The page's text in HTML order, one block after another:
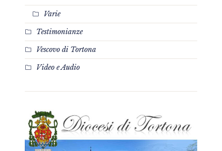
Varie
Testimonianze
Vescovo di Tortona
Video e Audio